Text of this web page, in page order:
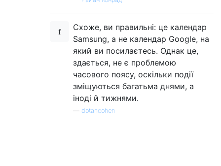
Схоже, ви правильні: це календар
Samsung, а не календар Google, на
який ви посилаєтесь. Однак це,
здається, не є проблемою
часового поясу, оскільки події
зміщуються багатьма днями, а
іноді й тижнями.
dotancohen